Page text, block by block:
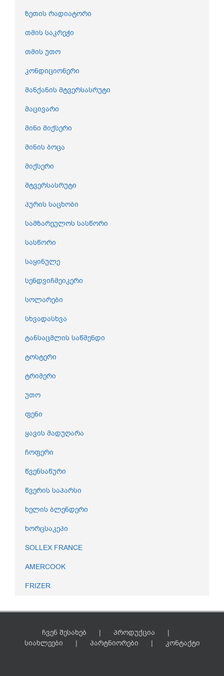
ზეთის რადიატორი
თმის საკრეჭი
თმის უთო
კონდიციონერი
მანქანის მტვერსასრუტი
მაცივარი
მინი მიქსერი
მინის ბოცა
მიქსერი
მტვერსასრუტი
პურის საცხობი
სამზარეულოს სასწორი
სასწორი
საყინულე
სენდვიჩმეიკერი
სოლარები
სხვადასხვა
ტანსაცმლის საწმენდი
ტოსტერი
ტრიმერი
უთო
ფენი
ყავის მადუღარა
ჩოფერი
წვენსაწური
წვერის საპარსი
ხელის ბლენდერი
ხორცსაკეპი
SOLLEX FRANCE
AMERCOOK
FRIZER
ჩვენ შესახებ
პროდუქცია
სიახლეები
პარტნიორები კონტაქტი